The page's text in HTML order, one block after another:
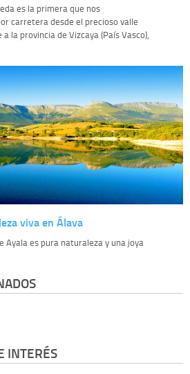
es la primera que nos
carretera desde el precioso valle
la provincia de Vizcaya (País Vasco),
viva en Álava
Ayala es pura naturaleza y una joya
INTERÉS